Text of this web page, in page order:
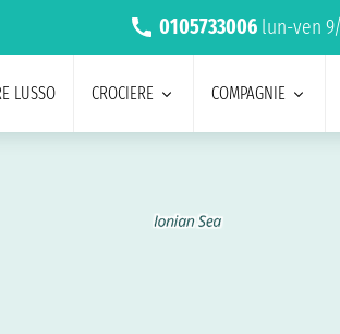
0105733006 lun-ven
LUSSO CROCIERE COMPAGNIE